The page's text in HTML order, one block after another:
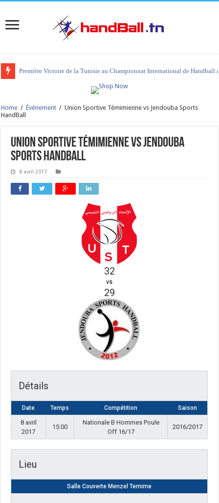
Première Victoire de la Tunisie au Championnat International de Handball
Home / Événement / Union Sportive Témimienne vs Jendouba Sports
HandBall
Union Sportive Témimienne vs Jendouba
Sports HandBall
8 avril 2017
32
vs
29
Détails
Date Temps Compétition Saison
8 avril
2017
15:00
Nationale B Hommes Poule
Off 16/17
2016/2017
Lieu
Salle Couverte Menzel Temime